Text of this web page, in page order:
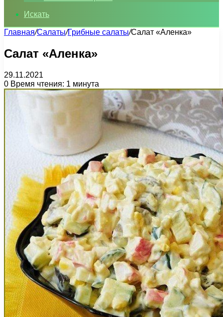
Искать
Главная/Салаты/Грибные салаты/Салат «Аленка»
Салат «Аленка»
29.11.2021
0 Время чтения: 1 минута